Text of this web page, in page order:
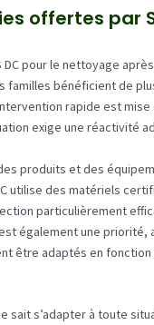
offertes par
DC pour le nettoyage
familles bénéficient de
rapide est mise
exige une réactivité
produits et des
utilise des matériels
particulièrement
également une priorité,
être adaptés en
sait s’adapter à toute